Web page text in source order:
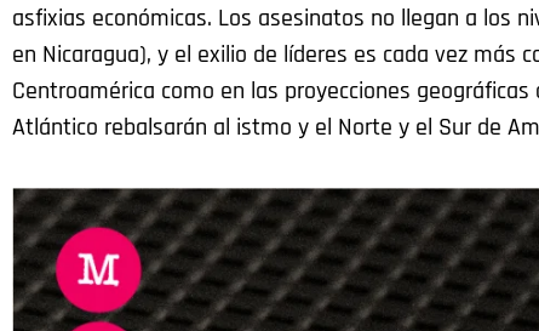
asfixias económicas. Los asesinatos no llegan a los
en Nicaragua), y el exilio de líderes es cada vez más
Centroamérica como en las proyecciones
Atlántico rebalsarán al istmo y el Norte y el Sur de